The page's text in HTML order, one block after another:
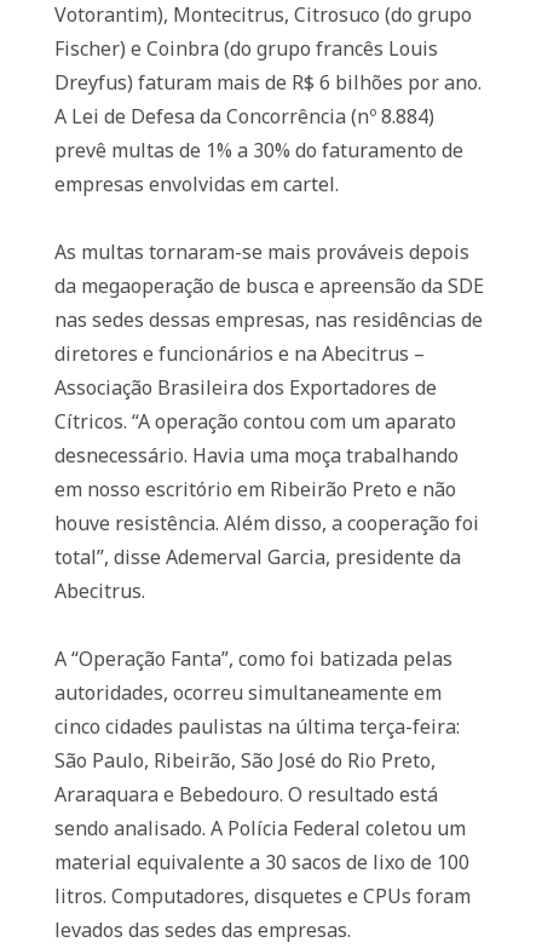
Votorantim), Montecitrus, Citrosuco (do grupo
Fischer) e Coinbra (do grupo francês Louis
Dreyfus) faturam mais de R$ 6 bilhões por ano.
A Lei de Defesa da Concorrência (nº 8.884)
prevê multas de 1% a 30% do faturamento de
empresas envolvidas em cartel.
As multas tornaram-se mais prováveis depois
da megaoperação de busca e apreensão da SDE
nas sedes dessas empresas, nas residências de
diretores e funcionários e na Abecitrus –
Associação Brasileira dos Exportadores de
Cítricos. “A operação contou com um aparato
desnecessário. Havia uma moça trabalhando
em nosso escritório em Ribeirão Preto e não
houve resistência. Além disso, a cooperação foi
total”, disse Ademerval Garcia, presidente da
Abecitrus.
A “Operação Fanta”, como foi batizada pelas
autoridades, ocorreu simultaneamente em
cinco cidades paulistas na última terça-feira:
São Paulo, Ribeirão, São José do Rio Preto,
Araraquara e Bebedouro. O resultado está
sendo analisado. A Polícia Federal coletou um
material equivalente a 30 sacos de lixo de 100
litros. Computadores, disquetes e CPUs foram
levados das sedes das empresas.